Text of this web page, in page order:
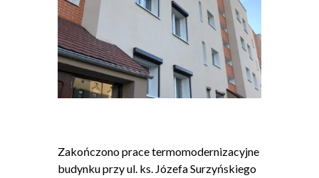
Zakończono prace termomodernizacyjne
budynku przy ul. ks. Józefa Surzyńskiego